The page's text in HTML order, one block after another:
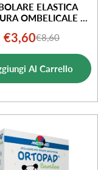
ELASTICA
OMBELICALE 3
Prezzo
di
vendita
€3,60Prezzo
normale
€8,60
Al Carrello